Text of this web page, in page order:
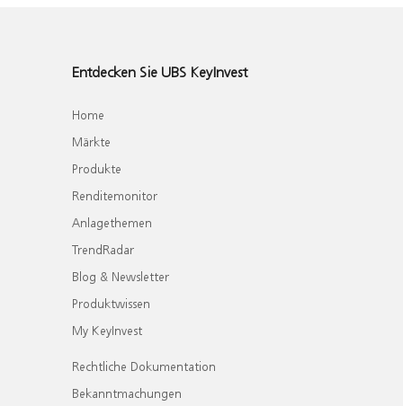
Entdecken Sie UBS KeyInvest
Home
Märkte
Produkte
Renditemonitor
Anlagethemen
TrendRadar
Blog & Newsletter
Produktwissen
My KeyInvest
Rechtliche Dokumentation
Bekanntmachungen